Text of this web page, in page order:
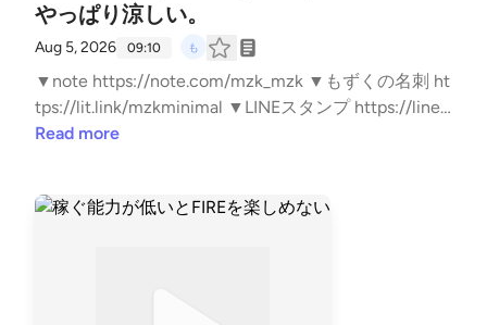
やっぱり涼しい。
Aug 5, 2026 09:10
▼note https://note.com/mzk_mzk ▼もずくの名刺 ht
tps://lit.link/mzkminimal ▼LINEスタンプ https://line.
me/S/sticker/33818014/?lang=ja&utm_source=gnsh_
戦略 https://amzn.to/4mwERvV ▼自己紹介 https://n
Read more